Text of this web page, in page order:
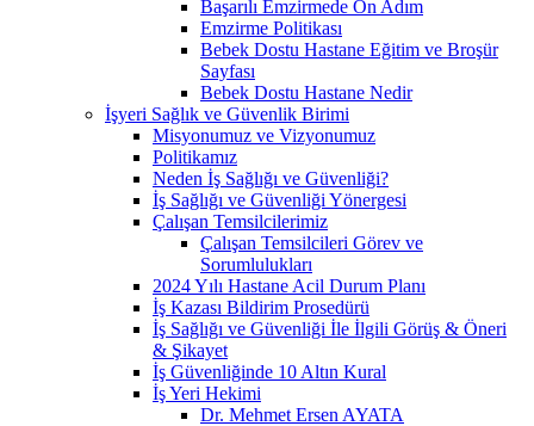
Başarılı Emzirmede On Adım
Emzirme Politikası
Bebek Dostu Hastane Eğitim ve Broşür
Sayfası
Bebek Dostu Hastane Nedir
İşyeri Sağlık ve Güvenlik Birimi
Misyonumuz ve Vizyonumuz
Politikamız
Neden İş Sağlığı ve Güvenliği?
İş Sağlığı ve Güvenliği Yönergesi
Çalışan Temsilcilerimiz
Çalışan Temsilcileri Görev ve
Sorumlulukları
2024 Yılı Hastane Acil Durum Planı
İş Kazası Bildirim Prosedürü
İş Sağlığı ve Güvenliği İle İlgili Görüş & Öneri
& Şikayet
İş Güvenliğinde 10 Altın Kural
İş Yeri Hekimi
Dr. Mehmet Ersen AYATA